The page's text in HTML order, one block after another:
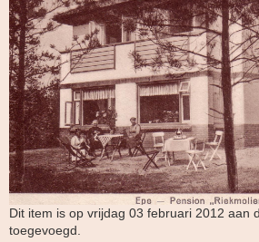
Dit item is op vrijdag 03 februari 2012 aan
toegevoegd.